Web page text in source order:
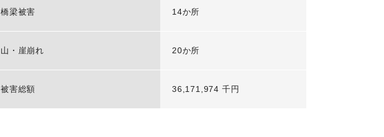
橋梁被害 14か所
山・崖崩れ 20か所
被害総額 36,171,974 千円